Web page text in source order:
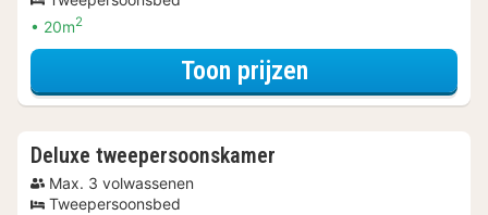
20m2
Toon prijzenvoor Beleef de
Deluxe tweepersoonskamer
Max. 3 volwassenen
Tweepersoonsbed